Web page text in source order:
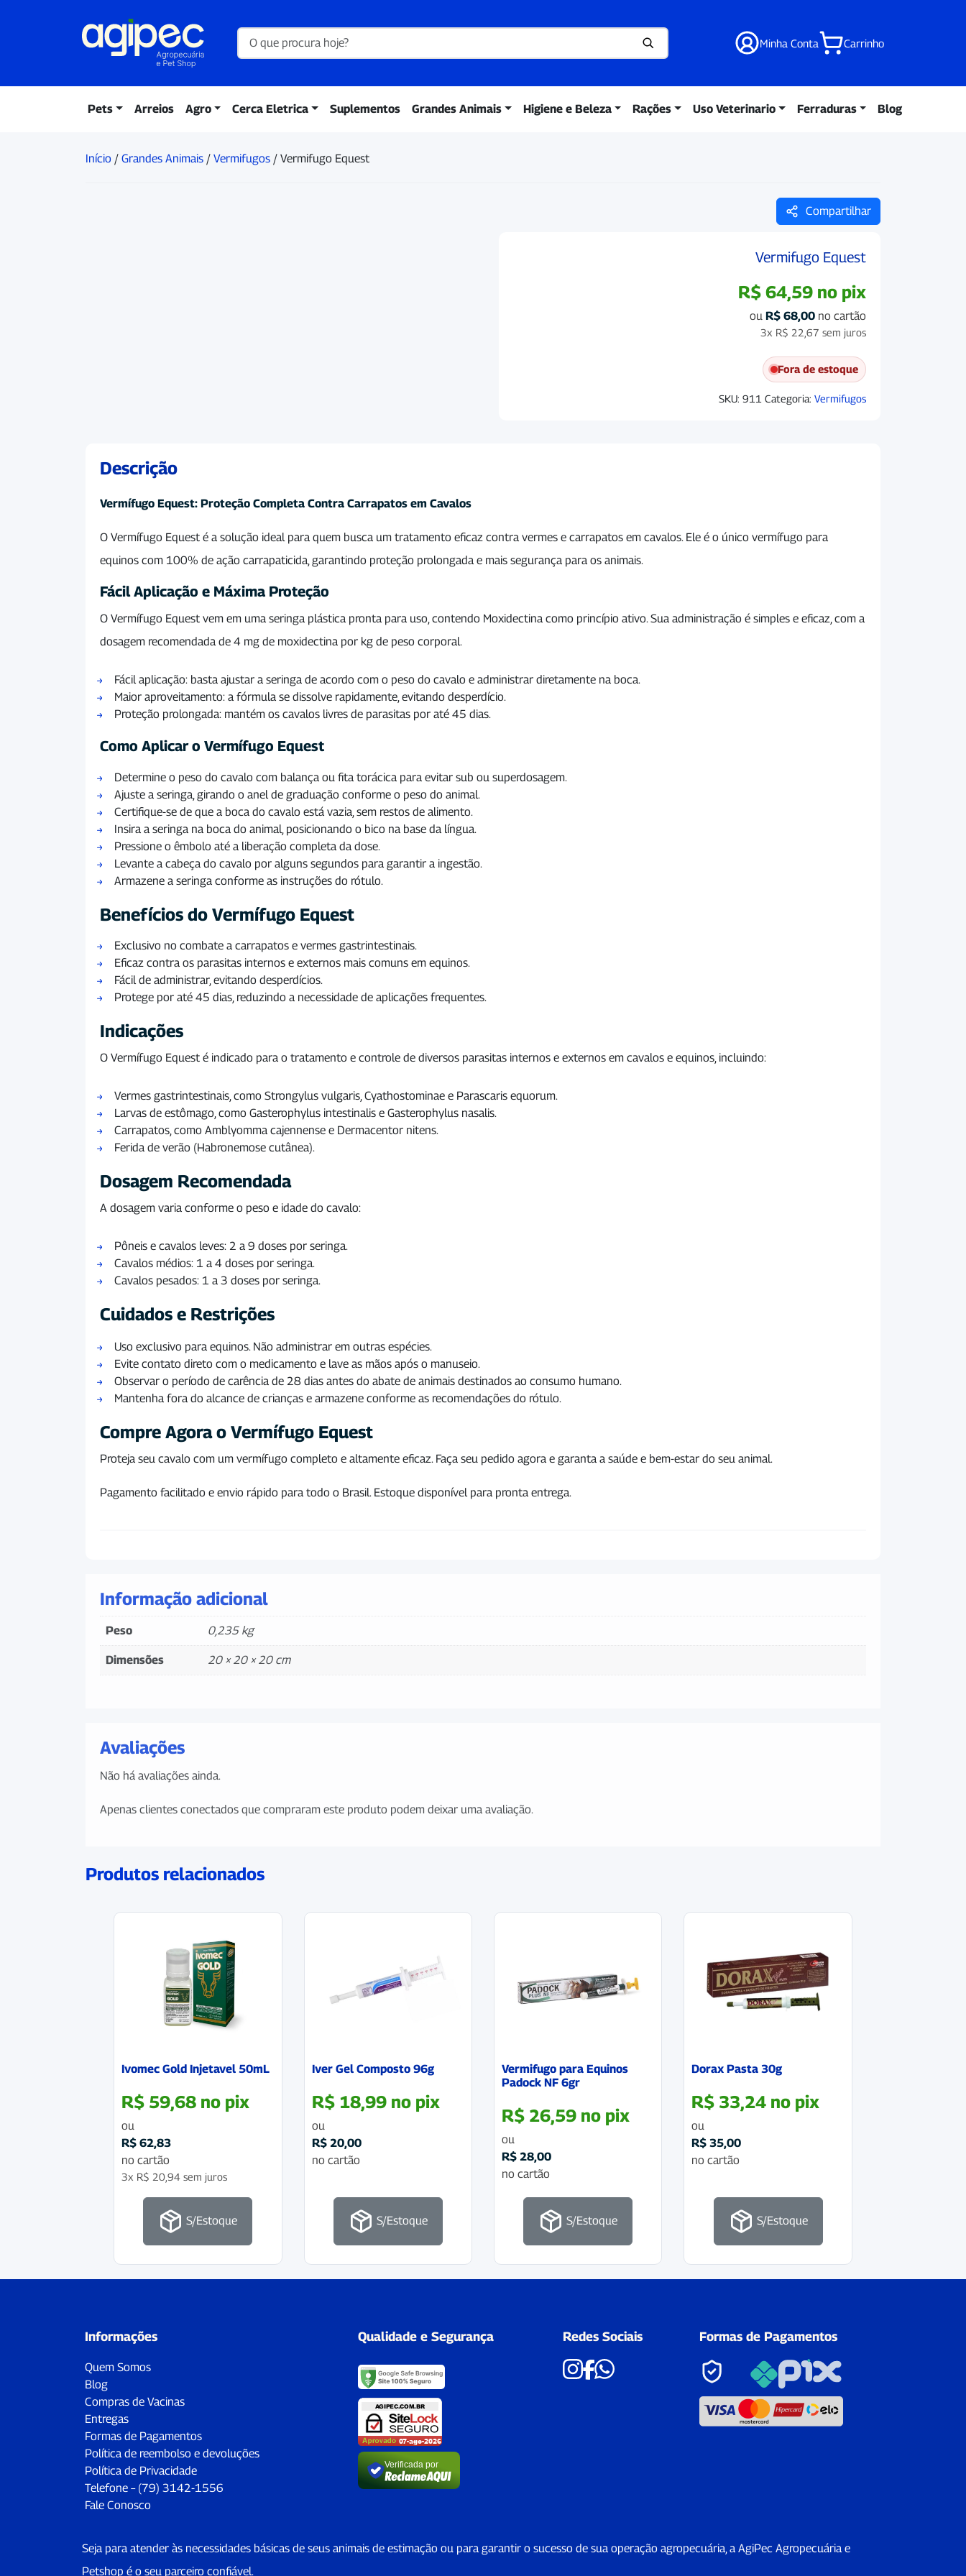
Minha Conta Carrinho
Pets Arreios Agro Cerca Eletrica Suplementos Grandes Animais Higiene e Beleza Rações Uso Veterinario Ferraduras Blog
Início / Grandes Animais / Vermifugos / Vermifugo Equest
Compartilhar
Vermifugo Equest
R$ 64,59 no pix
ou R$ 68,00 no cartão
3x R$ 22,67 sem juros
Fora de estoque
SKU: 911 Categoria: Vermifugos
Descrição
Vermífugo Equest: Proteção Completa Contra Carrapatos em Cavalos
O Vermífugo Equest é a solução ideal para quem busca um tratamento eficaz contra vermes e carrapatos em cavalos. Ele é o único vermífugo para
equinos com 100% de ação carrapaticida, garantindo proteção prolongada e mais segurança para os animais.
Fácil Aplicação e Máxima Proteção
O Vermífugo Equest vem em uma seringa plástica pronta para uso, contendo Moxidectina como princípio ativo. Sua administração é simples e eficaz, com a
dosagem recomendada de 4 mg de moxidectina por kg de peso corporal.
Fácil aplicação: basta ajustar a seringa de acordo com o peso do cavalo e administrar diretamente na boca.
Maior aproveitamento: a fórmula se dissolve rapidamente, evitando desperdício.
Proteção prolongada: mantém os cavalos livres de parasitas por até 45 dias.
Como Aplicar o Vermífugo Equest
Determine o peso do cavalo com balança ou fita torácica para evitar sub ou superdosagem.
Ajuste a seringa, girando o anel de graduação conforme o peso do animal.
Certifique-se de que a boca do cavalo está vazia, sem restos de alimento.
Insira a seringa na boca do animal, posicionando o bico na base da língua.
Pressione o êmbolo até a liberação completa da dose.
Levante a cabeça do cavalo por alguns segundos para garantir a ingestão.
Armazene a seringa conforme as instruções do rótulo.
Benefícios do Vermífugo Equest
Exclusivo no combate a carrapatos e vermes gastrintestinais.
Eficaz contra os parasitas internos e externos mais comuns em equinos.
Fácil de administrar, evitando desperdícios.
Protege por até 45 dias, reduzindo a necessidade de aplicações frequentes.
Indicações
O Vermífugo Equest é indicado para o tratamento e controle de diversos parasitas internos e externos em cavalos e equinos, incluindo:
Vermes gastrintestinais, como Strongylus vulgaris, Cyathostominae e Parascaris equorum.
Larvas de estômago, como Gasterophylus intestinalis e Gasterophylus nasalis.
Carrapatos, como Amblyomma cajennense e Dermacentor nitens.
Ferida de verão (Habronemose cutânea).
Dosagem Recomendada
A dosagem varia conforme o peso e idade do cavalo:
Pôneis e cavalos leves: 2 a 9 doses por seringa.
Cavalos médios: 1 a 4 doses por seringa.
Cavalos pesados: 1 a 3 doses por seringa.
Cuidados e Restrições
Uso exclusivo para equinos. Não administrar em outras espécies.
Evite contato direto com o medicamento e lave as mãos após o manuseio.
Observar o período de carência de 28 dias antes do abate de animais destinados ao consumo humano.
Mantenha fora do alcance de crianças e armazene conforme as recomendações do rótulo.
Compre Agora o Vermífugo Equest
Proteja seu cavalo com um vermífugo completo e altamente eficaz. Faça seu pedido agora e garanta a saúde e bem-estar do seu animal.
Pagamento facilitado e envio rápido para todo o Brasil. Estoque disponível para pronta entrega.
Informação adicional
Peso 0,235 kg
Dimensões 20 × 20 × 20 cm
Avaliações
Não há avaliações ainda.
Apenas clientes conectados que compraram este produto podem deixar uma avaliação.
Produtos relacionados
Ivomec Gold Injetavel 50mL
R$ 59,68 no pix
ou
R$ 62,83
no cartão
3x R$ 20,94 sem juros
S/Estoque
Iver Gel Composto 96g
R$18,99 no pix
ou
R$20,00
no cartão
S/Estoque
Vermifugo para Equinos
Padock NF 6gr
R$ 26,59 no pix
ou
R$ 28,00
no cartão
S/Estoque
Dorax Pasta 30g
R$ 33,24 no pix
ou
R$ 35,00
no cartão
S/Estoque
Informações
Quem Somos
Blog
Compras de Vacinas
Entregas
Formas de Pagamentos
Política de reembolso e devoluções
Política de Privacidade
Telefone – (79) 3142-1556
Fale Conosco
Qualidade e Segurança
Verificada por
Redes Sociais Formas de Pagamentos
Seja para atender às necessidades básicas de seus animais de estimação ou para garantir o sucesso de sua operação agropecuária, a AgiPec Agropecuária e
Petshop é o seu parceiro confiável.